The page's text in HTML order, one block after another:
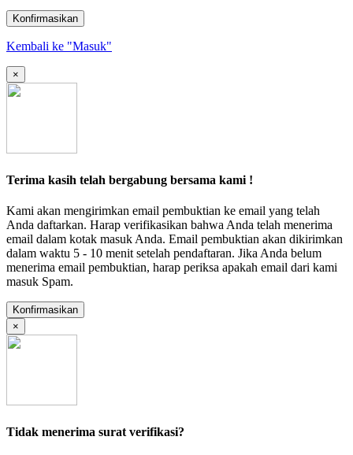
Konfirmasikan
Kembali ke "Masuk"
×
Terima kasih telah bergabung bersama kami !
Kami akan mengirimkan email pembuktian ke email yang telah
Anda daftarkan. Harap verifikasikan bahwa Anda telah menerima
email dalam kotak masuk Anda. Email pembuktian akan dikirimkan
dalam waktu 5 - 10 menit setelah pendaftaran. Jika Anda belum
menerima email pembuktian, harap periksa apakah email dari kami
masuk Spam.
Konfirmasikan
×
Tidak menerima surat verifikasi?